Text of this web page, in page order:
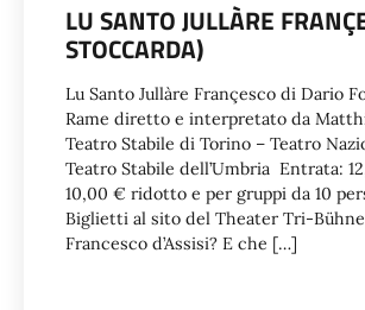
LU SANTO JULLÀRE
STOCCARDA)
Lu Santo Jullàre Françesco di Dario
Rame diretto e interpretato da
Teatro Stabile di Torino – Teatro
Teatro Stabile dell’Umbria Entrata:
10,00 € ridotto e per gruppi da 10
Biglietti al sito del Theater Tri-Bühne
Francesco d’Assisi? E che […]